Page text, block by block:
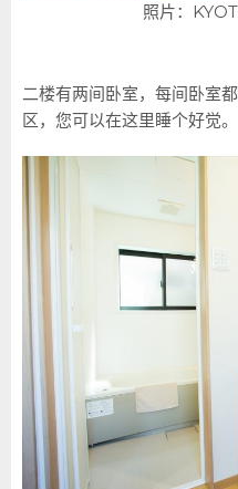
照片：
二楼有两间卧室，每间卧室
区，您可以在这里睡个好觉。